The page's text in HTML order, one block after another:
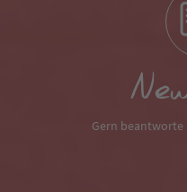
Gern beantworte